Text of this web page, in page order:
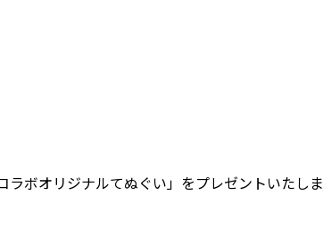
ボオリジナルてぬぐい」をプレゼントいたしま